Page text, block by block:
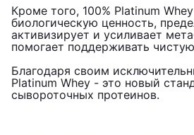
Кроме того, 100% Platinum
биологическую ценность,
активизирует и усиливает
помогает поддерживать
Благодаря своим
Platinum Whey - это новый
сывороточных протеинов.